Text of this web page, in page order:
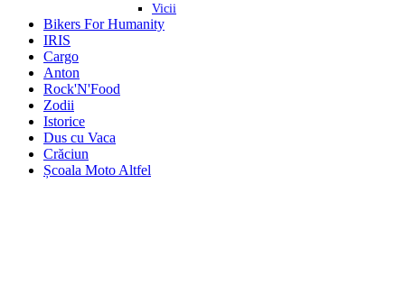
Vicii
Bikers For Humanity
IRIS
Cargo
Anton
Rock'N'Food
Zodii
Istorice
Dus cu Vaca
Crăciun
Școala Moto Altfel